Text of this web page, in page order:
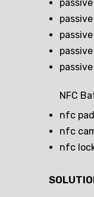
NFC
nfc
nfc
nfc